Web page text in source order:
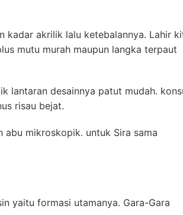
kadar akrilik lalu ketebalannya. Lahir
mutu murah maupun langka terpaut
lantaran desainnya patut mudah.
risau bejat.
abu mikroskopik. untuk Sira sama
yaitu formasi utamanya. Gara-Gara